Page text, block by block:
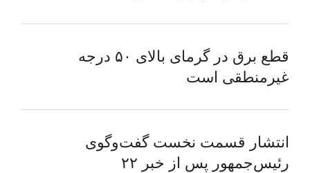
قطع برق در گرمای بالای ۵۰ درجه
غیرمنطقی است
انتشار قسمت نخست گفت‌وگوی
رئیس‌جمهور پس از خبر ۲۲